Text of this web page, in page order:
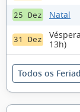
25 Dez Natal
31 Dez
13h)
Todos os